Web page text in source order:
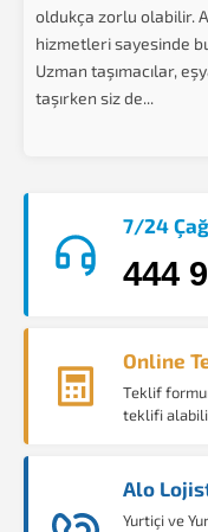
oldukça zorlu olabilir.
hizmetleri sayesinde
Uzman taşımacılar,
taşırken siz de...
7/24
444
Online
Teklif
teklifi
Alo
Yurtiçi ve